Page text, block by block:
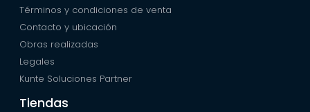
Términos y condiciones de venta
Contacto y ubicación
Obras realizadas
Legales
Kunte Soluciones Partner
Tiendas